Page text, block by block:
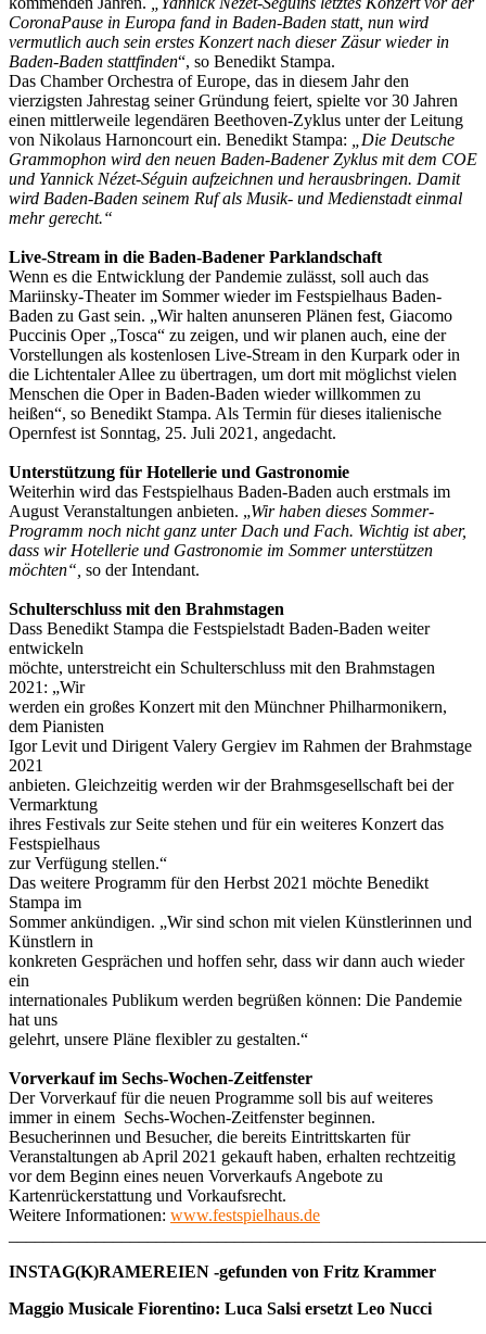
CoronaPause in Europa fand in Baden-Baden statt, nun wird
vermutlich auch sein erstes Konzert nach dieser Zäsur wieder in
Baden-Baden stattfinden“, so Benedikt Stampa.
Das Chamber Orchestra of Europe, das in diesem Jahr den
vierzigsten Jahrestag seiner Gründung feiert, spielte vor 30 Jahren
einen mittlerweile legendären Beethoven-Zyklus unter der Leitung
von Nikolaus Harnoncourt ein. Benedikt Stampa:
„Die Deutsche
Grammophon wird den neuen Baden-Badener Zyklus mit dem COE
und Yannick Nézet-Séguin aufzeichnen und herausbringen. Damit
wird Baden-Baden seinem Ruf als Musik- und Medienstadt einmal
mehr gerecht.“
Live-Stream in die Baden-Badener Parklandschaft
Wenn es die Entwicklung der Pandemie zulässt, soll auch das
Mariinsky-Theater im Sommer wieder im Festspielhaus Baden-
Baden zu Gast sein. „Wir halten anunseren Plänen fest, Giacomo
Puccinis Oper „Tosca“ zu zeigen, und wir planen auch, eine der
Vorstellungen als kostenlosen Live-Stream in den Kurpark oder in
die Lichtentaler Allee zu übertragen, um dort mit möglichst vielen
Menschen die Oper in Baden-Baden wieder willkommen zu
heißen“, so Benedikt Stampa. Als Termin für dieses italienische
Opernfest ist Sonntag, 25. Juli 2021, angedacht.
Unterstützung für Hotellerie und Gastronomie
Weiterhin wird das Festspielhaus Baden-Baden auch erstmals im
August Veranstaltungen anbieten. „Wir haben dieses Sommer-
Programm noch nicht ganz unter Dach und Fach. Wichtig ist aber,
dass wir Hotellerie und Gastronomie im Sommer unterstützen
möchten“, so der Intendant.
Schulterschluss mit den Brahmstagen
Dass Benedikt Stampa die Festspielstadt Baden-Baden weiter
entwickeln
möchte, unterstreicht ein Schulterschluss mit den Brahmstagen
2021: „Wir
werden ein großes Konzert mit den Münchner Philharmonikern,
dem Pianisten
Igor Levit und Dirigent Valery Gergiev im Rahmen der Brahmstage
2021
anbieten. Gleichzeitig werden wir der Brahmsgesellschaft bei der
Vermarktung
ihres Festivals zur Seite stehen und für ein weiteres Konzert das
Festspielhaus
zur Verfügung stellen.“
Das weitere Programm für den Herbst 2021 möchte Benedikt
Stampa im
Sommer ankündigen. „Wir sind schon mit vielen Künstlerinnen und
Künstlern in
konkreten Gesprächen und hoffen sehr, dass wir dann auch wieder
ein
internationales Publikum werden begrüßen können: Die Pandemie
hat uns
gelehrt, unsere Pläne flexibler zu gestalten.“
Vorverkauf im Sechs-Wochen-Zeitfenster
Der Vorverkauf für die neuen Programme soll bis auf weiteres
immer in einem Sechs-Wochen-Zeitfenster beginnen.
Besucherinnen und Besucher, die bereits Eintrittskarten für
Veranstaltungen ab April 2021 gekauft haben, erhalten rechtzeitig
vor dem Beginn eines neuen Vorverkaufs Angebote zu
Kartenrückerstattung und Vorkaufsrecht.
Weitere Informationen: www.festspielhaus.de
INSTAG(K)RAMEREIEN -gefunden von Fritz Krammer
Maggio Musicale Fiorentino: Luca Salsi ersetzt Leo Nucci